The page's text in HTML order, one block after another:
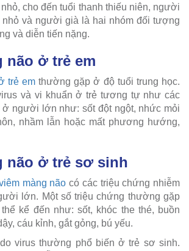
cho đến tuổi thanh thiếu niên, người
nhỏ và người già là hai nhóm đối tượng
và diễn tiến nặng.
não ở trẻ em
trẻ emthường gặp ở độ tuổi trung học.
và vi khuẩn ở trẻ tương tự như các
ở người lớn như: sốt đột ngột, nhức mỏi
nhầm lẫn hoặc mất phương hướng,
não ở trẻ sơ sinh
màng não có các triệu chứng nhiễm
lớn. Một số triệu chứng thường gặp
kể đến như: sốt, khóc the thé, buồn
cáu kỉnh, gắt gỏng, bú yếu.
virus thường phổ biến ở trẻ sơ sinh.